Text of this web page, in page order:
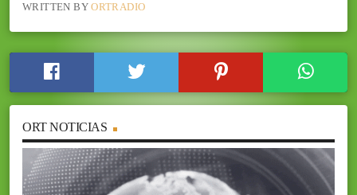
WRITTEN BYORTRADIO
ORT NOTICIAS